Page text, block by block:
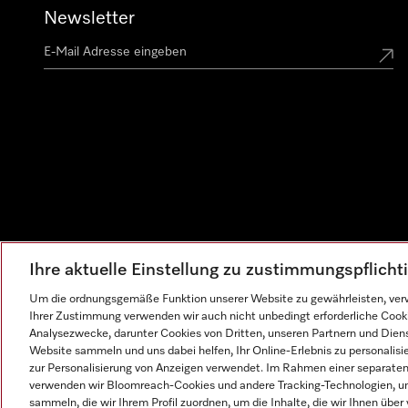
Newsletter
Ihre aktuelle Einstellung zu
Um die ordnungsgemäße Funktion unserer Website zu gewährleisten,
Ihrer Zustimmung verwenden wir auch nicht unbedingt erforderliche
Analysezwecke, darunter Cookies von Dritten, unseren Partnern und
Website sammeln und uns dabei helfen, Ihr Online-Erlebnis zu
zur Personalisierung von Anzeigen verwendet. Im Rahmen einer
verwenden wir Bloomreach-Cookies und andere Tracking-Technologien,
sammeln, die wir Ihrem Profil zuordnen, um die Inhalte, die wir Ihnen